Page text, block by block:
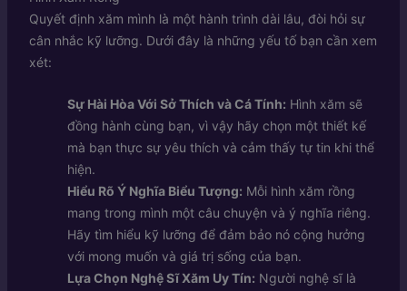
Quyết định xăm mình là một hành trình dài lâu, đòi hỏi sự
cân nhắc kỹ lưỡng. Dưới đây là những yếu tố bạn cần xem
xét:
Sự Hài Hòa Với Sở Thích và Cá Tính: Hình xăm sẽ
đồng hành cùng bạn, vì vậy hãy chọn một thiết kế
mà bạn thực sự yêu thích và cảm thấy tự tin khi thể
hiện.
Hiểu Rõ Ý Nghĩa Biểu Tượng: Mỗi hình xăm rồng
mang trong mình một câu chuyện và ý nghĩa riêng.
Hãy tìm hiểu kỹ lưỡng để đảm bảo nó cộng hưởng
với mong muốn và giá trị sống của bạn.
Lựa Chọn Nghệ Sĩ Xăm Uy Tín: Người nghệ sĩ là